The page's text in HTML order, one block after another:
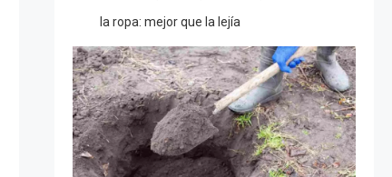
la ropa: mejor que la lejía